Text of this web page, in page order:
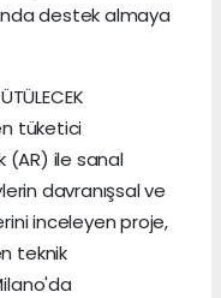
destek almaya
tüketici
(AR) ile sanal
davranışsal ve
inceleyen proje,
teknik